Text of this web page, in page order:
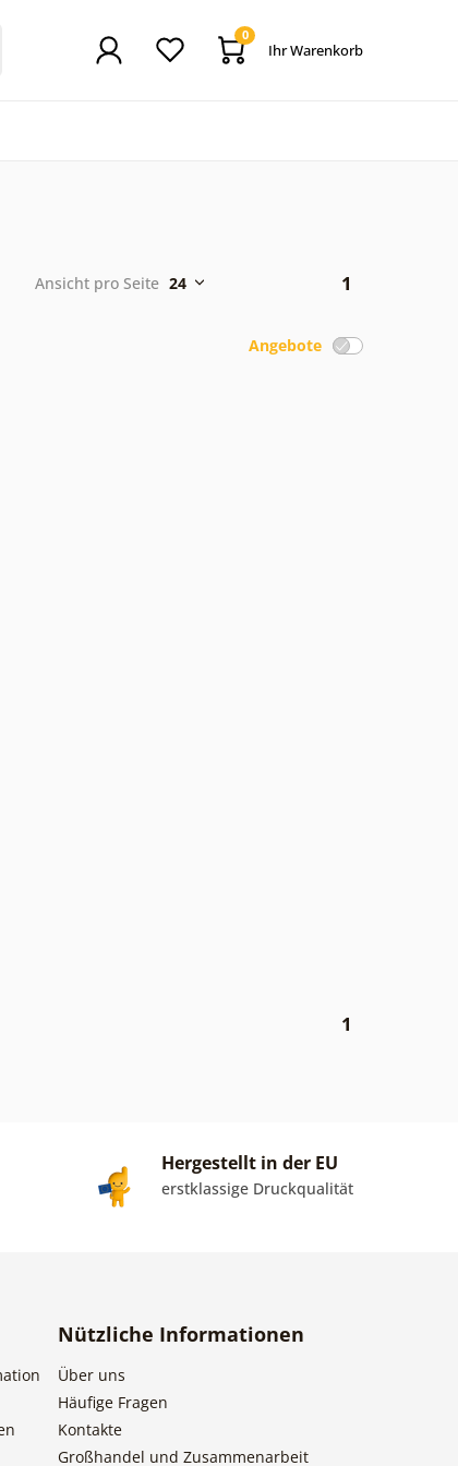
0
Ihr Warenkorb
Ansicht pro Seite 24 1
Angebote
1
Hergestellt in der EU
erstklassige Druckqualität
Nützliche Informationen
Über uns
Häufige Fragen
Kontakte
Großhandel und Zusammenarbeit